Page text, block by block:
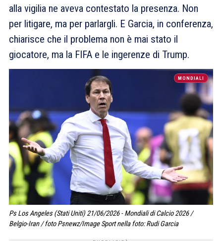
alla vigilia ne aveva contestato la presenza. Non
per litigare, ma per parlargli. E Garcia, in conferenza,
chiarisce che il problema non è mai stato il
giocatore, ma la FIFA e le ingerenze di Trump.
MONDIALI
Ps Los Angeles (Stati Uniti) 21/06/2026 - Mondiali di Calcio 2026 /
Belgio-Iran / foto Psnewz/Image Sport nella foto: Rudi Garcia